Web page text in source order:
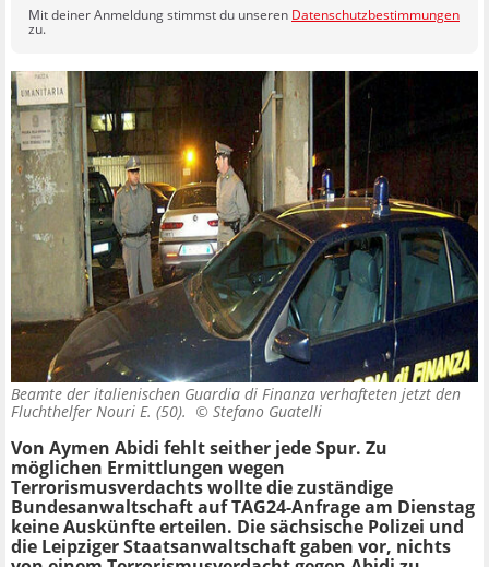
Mit deiner Anmeldung stimmst du unseren Datenschutzbestimmungen
zu.
Beamte der italienischen Guardia di Finanza verhafteten jetzt den
Fluchthelfer Nouri E. (50). © Stefano Guatelli
Von Aymen Abidi fehlt seither jede Spur. Zu
möglichen Ermittlungen wegen
Terrorismusverdachts wollte die zuständige
Bundesanwaltschaft auf TAG24-Anfrage am Dienstag
keine Auskünfte erteilen. Die sächsische Polizei und
die Leipziger Staatsanwaltschaft gaben vor, nichts